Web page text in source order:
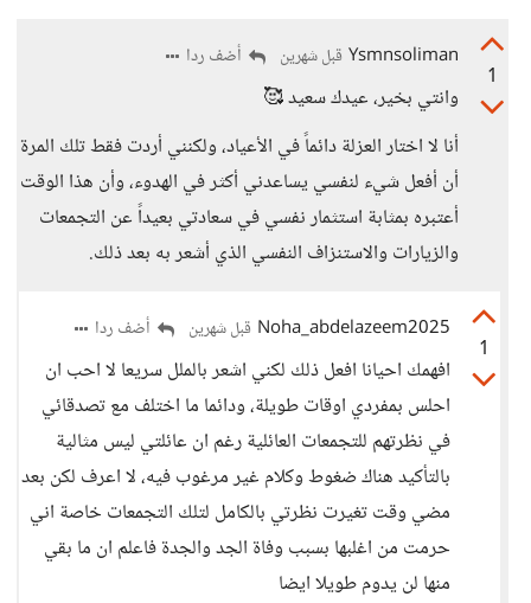
1
Ysmnsoliman قبل شهرين أضف ردا
وانتي بخير، عيدك سعيد 🥰
أنا لا اختار العزلة دائماً في الأعياد، ولكنني أردت فقط تلك المرة
أن أفعل شيء لنفسي يساعدني أكثر في الهدوء، وأن هذا الوقت
أعتبره بمثابة استثمار نفسي في سعادتي بعيداً عن التجمعات
والزيارات والاستنزاف النفسي الذي أشعر به بعد ذلك.
1
Noha_abdelazeem2025 قبل شهرين أضف ردا
افهمك احيانا افعل ذلك لكني اشعر بالملل سريعا لا احب ان
احلس بمفردي اوقات طويلة، ودائما ما اختلف مع تصدقائي
في نظرتهم للتجمعات العائلية رغم ان عائلتي ليس مثالية
بالتأكيد هناك ضغوط وكلام غير مرغوب فيه، لا اعرف لكن بعد
مضي وقت تغيرت نظرتي بالكامل لتلك التجمعات خاصة اني
حرمت من اغلبها بسبب وفاة الجد والجدة فاعلم ان ما بقي
منها لن يدوم طويلا ايضا